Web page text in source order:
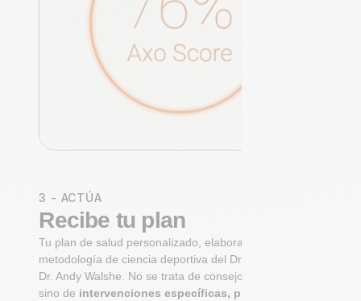
3 - ACTÚA
Recibe tu plan
Tu plan de salud personalizado, elaborado con la
metodología de ciencia deportiva del Dr. Niko Mihic y el
Dr. Andy Walshe. No se trata de consejos genéricos,
sino de intervenciones específicas, priorizadas y